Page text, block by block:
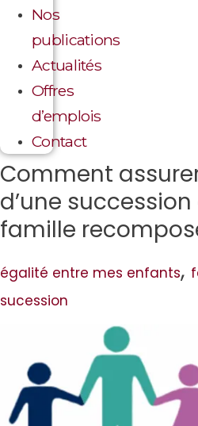
Nos
publications
Actualités
Offres
d’emplois
Contact
Comment
d’une
famille
égalité entre mes enfants,
sucession